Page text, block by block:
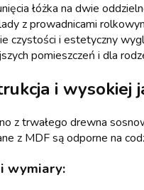
łóżka na dwie
z prowadnicami
czystości i estetyczny
pomieszczeń i dla
i wysokiej
z trwałego drewna
z MDF są odporne na
wymiary: